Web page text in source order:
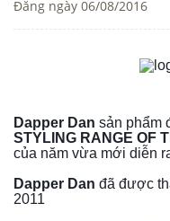
Đăng ngày 06/08/2016
Dapper Dan sản phẩm
STYLING RANGE OF
của năm vừa mới diễn
Dapper Dan đã được
2011